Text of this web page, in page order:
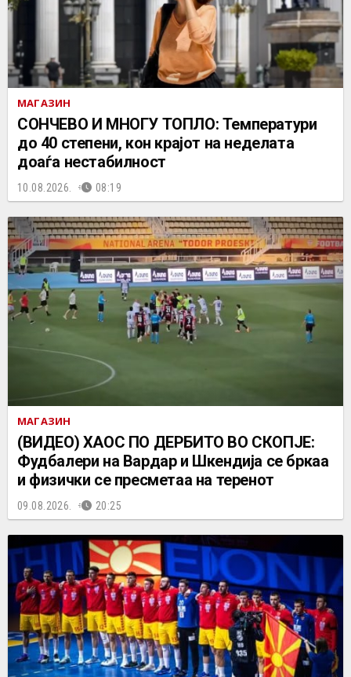
МАГАЗИН
СОНЧЕВО И МНОГУ ТОПЛО: Температури
до 40 степени, кон крајот на неделата
доаѓа нестабилност
10.08.2026. 08:19
МАГАЗИН
(ВИДЕО) ХАОС ПО ДЕРБИТО ВО СКОПЈЕ:
Фудбалери на Вардар и Шкендија се бркаа
и физички се пресметаа на теренот
09.08.2026. 20:25